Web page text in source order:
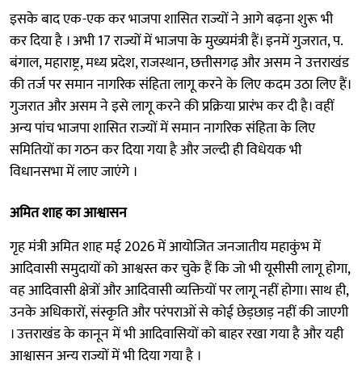
इसके बाद एक-एक कर भाजपा शासित राज्यों ने आगे बढ़ना शुरू भी
कर दिया है । अभी 17 राज्यों में भाजपा के मुख्यमंत्री हैं। इनमें गुजरात, प.
बंगाल, महाराष्ट्र, मध्य प्रदेश, राजस्थान, छत्तीसगढ़ और असम ने उत्तराखंड
की तर्ज पर समान नागरिक संहिता लागू करने के लिए कदम उठा लिए हैं।
गुजरात और असम ने इसे लागू करने की प्रक्रिया प्रारंभ कर दी है। वहीं
अन्य पांच भाजपा शासित राज्यों में समान नागरिक संहिता के लिए
समितियों का गठन कर दिया गया है और जल्दी ही विधेयक भी
विधानसभा में लाए जाएंगे ।
अमित शाह का आश्वासन
गृह मंत्री अमित शाह मई 2026 में आयोजित जनजातीय महाकुंभ में
आदिवासी समुदायों को आश्वस्त कर चुके हैं कि जो भी यूसीसी लागू होगा,
वह आदिवासी क्षेत्रों और आदिवासी व्यक्तियों पर लागू नहीं होगा। साथ ही,
उनके अधिकारों, संस्कृति और परंपराओं से कोई छेड़छाड़ नहीं की जाएगी
। उत्तराखंड के कानून में भी आदिवासियों को बाहर रखा गया है और यही
आश्वासन अन्य राज्यों में भी दिया गया है ।